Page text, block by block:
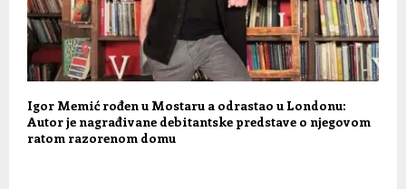
Igor Memić rođen u Mostaru a odrastao u Londonu:
Autor je nagrađivane debitantske predstave o njegovom
ratom razorenom domu